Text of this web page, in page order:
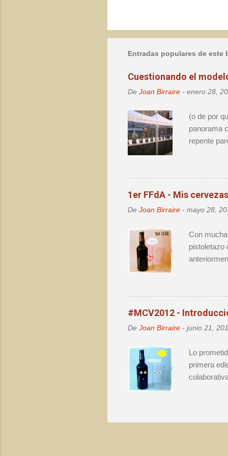
u
b
i
a
u
c
o
m
e
n
t
o
Entradas populares de este
Cuestionando el
De Joan Birraire - enero 28,
(o de por
panorama
repente
lo mismo.
cerveza,
Barcelona
1er FFdA - Mis
De Joan Birraire - mayo 28,
Con
pistoletazo
algo y
cervezas
incógnita
#MCV2012 -
De Joan Birraire - junio 21,
Lo
primera
financiera
FFdA,